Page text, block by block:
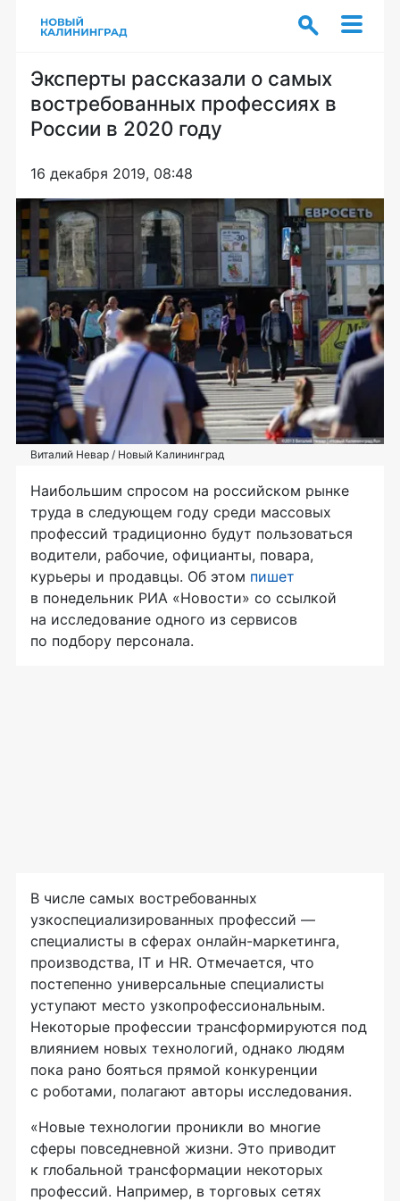
Эксперты рассказали о самых
востребованных профессиях в
России в 2020 году
16 декабря 2019, 08:48
Виталий Невар / Новый Калининград
Наибольшим спросом на российском рынке
труда в следующем году среди массовых
профессий традиционно будут пользоваться
водители, рабочие, официанты, повара,
курьеры и продавцы. Об этом пишет
в понедельник РИА «Новости» со ссылкой
на исследование одного из сервисов
по подбору персонала.
В числе самых востребованных
узкоспециализированных профессий —
специалисты в сферах онлайн-маркетинга,
производства, IT и HR. Отмечается, что
постепенно универсальные специалисты
уступают место узкопрофессиональным.
Некоторые профессии трансформируются под
влиянием новых технологий, однако людям
пока рано бояться прямой конкуренции
с роботами, полагают авторы исследования.
«Новые технологии проникли во многие
сферы повседневной жизни. Это приводит
к глобальной трансформации некоторых
профессий. Например, в торговых сетях